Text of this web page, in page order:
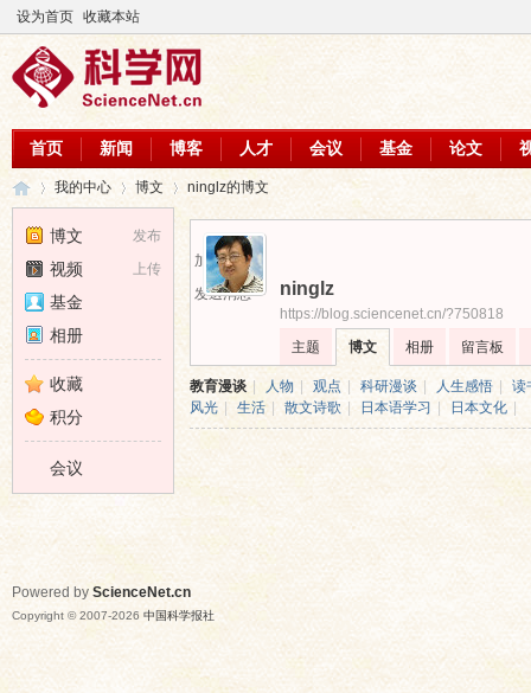
设为首页 收藏本站
首页 新闻 博客 人才 会议 基金 论文
›
我的中心 博文 ninglz的博文
加为好友
发送消息
ninglz
https://blog.sciencenet.cn/?750818
主题
博文 相册 留言板
教育漫谈 人物 观点 科研漫谈 人生感悟
读
风光
生活 散文诗歌 日本语学习 日本文化
发布
博文
上传
视频
基金
相册
收藏
积分
会议
Powered by ScienceNet.cn
Copyright © 2007-2026 中国科学报社